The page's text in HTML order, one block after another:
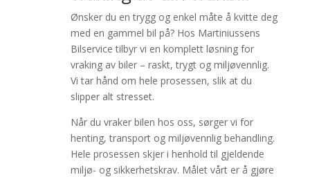
Ønsker du en trygg og enkel måte å kvitte deg
med en gammel bil på? Hos Martiniussens
Bilservice tilbyr vi en komplett løsning for
vraking av biler – raskt, trygt og miljøvennlig.
Vi tar hånd om hele prosessen, slik at du
slipper alt stresset.
Når du vraker bilen hos oss, sørger vi for
henting, transport og miljøvennlig behandling.
Hele prosessen skjer i henhold til gjeldende
miljø- og sikkerhetskrav. Målet vårt er å gjøre